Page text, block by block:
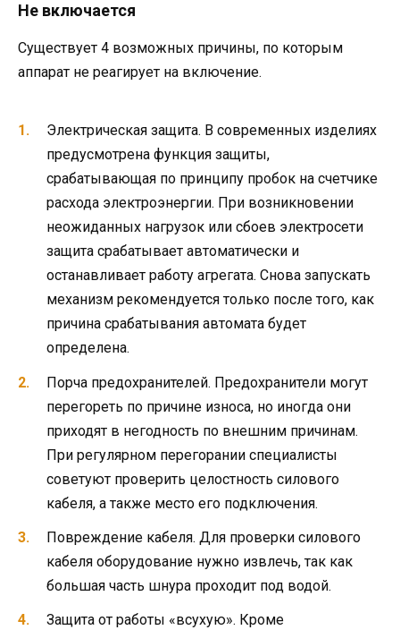
Не включается
Существует 4 возможных причины, по которым
аппарат не реагирует на включение.
Электрическая защита. В современных изделиях
предусмотрена функция защиты,
срабатывающая по принципу пробок на счетчике
расхода электроэнергии. При возникновении
неожиданных нагрузок или сбоев электросети
защита срабатывает автоматически и
останавливает работу агрегата. Снова запускать
механизм рекомендуется только после того, как
причина срабатывания автомата будет
определена.
Порча предохранителей. Предохранители могут
перегореть по причине износа, но иногда они
приходят в негодность по внешним причинам.
При регулярном перегорании специалисты
советуют проверить целостность силового
кабеля, а также место его подключения.
Повреждение кабеля. Для проверки силового
кабеля оборудование нужно извлечь, так как
большая часть шнура проходит под водой.
Защита от работы «всухую». Кроме